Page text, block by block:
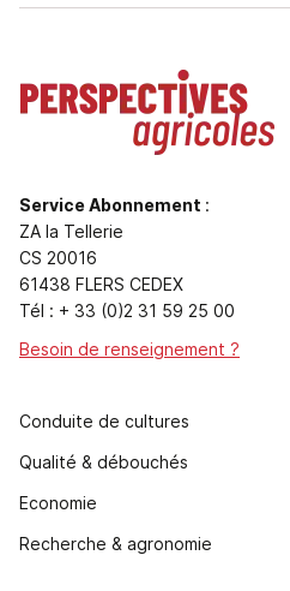
Service Abonnement :
ZA la Tellerie
CS 20016
61438 FLERS CEDEX
Tél : + 33 (0)2 31 59 25 00
Besoin de renseignement ?
Conduite de cultures
Qualité & débouchés
Economie
Recherche & agronomie